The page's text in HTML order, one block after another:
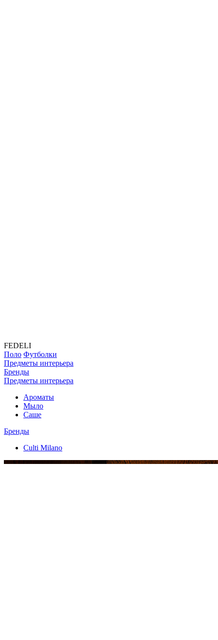
FEDELI
Поло Футболки
Предметы интерьера
Бренды
Предметы интерьера
Ароматы
Мыло
Саше
Бренды
Culti Milano